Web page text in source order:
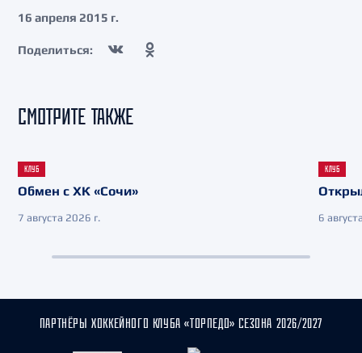
16 апреля 2015 г.
Поделиться:
СМОТРИТЕ ТАКЖЕ
КЛУБ
Обмен с ХК «Сочи»
7 августа 2026 г.
КЛУБ
6
ПАРТНЁРЫ ХОККЕЙНОГО КЛУБА «ТОРПЕДО» СЕЗОНА 2026/2027